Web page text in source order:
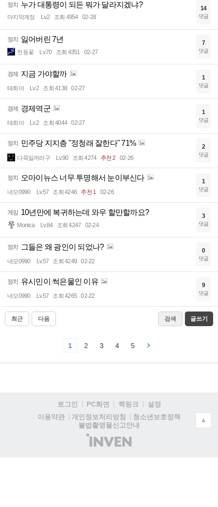
정치 누가 대통령이 되든 뭐가 달라지겠냐?
마지막계정 Lv.2 조회 4954 02-28
14
댓글
정치 잃어버린 7년
천둥꽃 Lv.70 조회 4351 02-27
7
댓글
경제 지금 가야할까
태희야 Lv.2 조회 4138 02-27
1
댓글
경제 경제역군
태희야 Lv.2 조회 4044 02-27
1
댓글
정치 민주당 지지층 "정청래 잘한다" 71%
다죽일꺼라구 Lv.90 조회 4274 추천 2 02-26
2
댓글
정치 오마이뉴스 너무 투명해서 눈이부신다
네모0990 Lv.57 조회 4246 추천 1 02-26
1
댓글
게임 10년만에 복귀하는데 와우 할만할까요?
Monica Lv.84 조회 4247 02-24
3
댓글
정치 그들은 왜 광인이 되었나?
네모0990 Lv.57 조회 4249 02-22
0
댓글
정치 유시민이 썩은물인 이유
네모0990 Lv.57 조회 4265 02-22
9
댓글
최근 다음 검색 글쓰기
1 2 3 4 5
로그인 PC화면 퀵링크
설정
이용약관
개인정보처리방침
청소년보호정책
불법촬영물신고안내
(주)
인
▲